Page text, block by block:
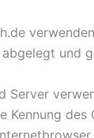
und
Server
Kennung